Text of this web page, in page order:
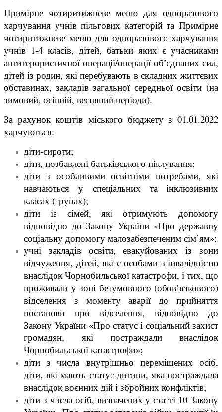
Примірне чотиритижневе меню для одноразового
харчування учнів пільгових категорій та Примірне
чотиритижневе меню для одноразового харчування
учнів 1-4 класів, дітей, батьки яких є учасниками
антитерористичної операції/операції об’єднаних сил,
дітей із родин, які перебувають в складних життєвих
обставинах, закладів загальної середньої освіти (на
зимовий, осінній, весняний періоди).
За рахунок коштів міського бюджету з 01.01.2022
харчуються:
діти-сироти;
діти, позбавлені батьківського піклування;
діти з особливими освітніми потребами, які
навчаються у спеціальних та інклюзивних
класах (групах);
діти із сімей, які отримують допомогу
відповідно до Закону України «Про державну
соціальну допомогу малозабезпеченим сім’ям»;
учні закладів освіти, евакуйованих із зони
відчуження, дітей, які є особами з інвалідністю
внаслідок Чорнобильської катастрофи, і тих, що
проживали у зоні безумовного (обов’язкового)
відселення з моменту аварії до прийняття
постанови про відселення, відповідно до
Закону України «Про статус і соціальний захист
громадян, які постраждали внаслідок
Чорнобильської катастрофи»;
діти з числа внутрішньо переміщених осіб,
діти, які мають статус дитини, яка постраждала
внаслідок воєнних дій і збройних конфліктів;
діти з числа осіб, визначених у статті 10 Закону